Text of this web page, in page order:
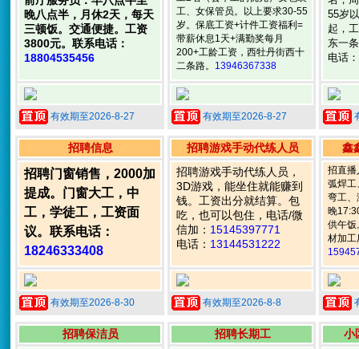
晚八点半，月休2天，每天
三顿饭。交通便捷。工资
3800元。联系电话：
18804535456
有效期至2026-8-27
工、女保管员。以上要求30-55
岁。保底工资+计件工资福利=
带薪休息1天+满勤奖每月
200+工龄工资，西牡丹街西十
二条路。 13946367338
有效期至2026-8-27
55岁
起，
东一
电话：
招聘信息
招聘门窗销售，2000加
提成。门窗大工，中
工，学徒工，工资面
议。联系电话：
18246333408
有效期至2026-8-30
招聘游戏手动代练人员
招聘游戏手动代练人员，
3D游戏，能坐住就能赚到
钱。工资出分就结算。包
吃，也可以包住，电话/微
信加： 15145397771
电话： 13144531222
有效期至2026-8-8
鑫
招直播
弧焊工
弯工、
晚
供午饭
材加工
招聘保洁员
招聘长期工
小